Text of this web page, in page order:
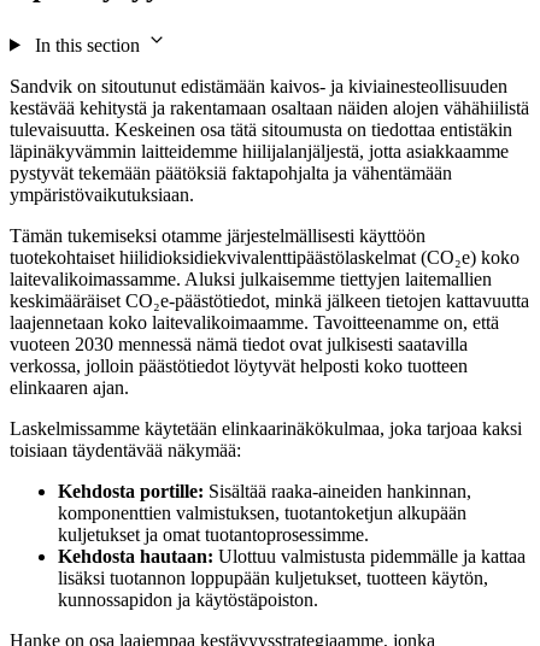
In this section
Sandvik on sitoutunut edistämään kaivos- ja kiviainesteollisuuden
kestävää kehitystä ja rakentamaan osaltaan näiden alojen vähähiilistä
tulevaisuutta. Keskeinen osa tätä sitoumusta on tiedottaa entistäkin
läpinäkyvämmin laitteidemme hiilijalanjäljestä, jotta asiakkaamme
pystyvät tekemään päätöksiä faktapohjalta ja vähentämään
ympäristövaikutuksiaan.
Tämän tukemiseksi otamme järjestelmällisesti käyttöön
tuotekohtaiset hiilidioksidiekvivalenttipäästölaskelmat (CO₂e) koko
laitevalikoimassamme. Aluksi julkaisemme tiettyjen laitemallien
keskimääräiset CO₂e-päästötiedot, minkä jälkeen tietojen kattavuutta
laajennetaan koko laitevalikoimaamme. Tavoitteenamme on, että
vuoteen 2030 mennessä nämä tiedot ovat julkisesti saatavilla
verkossa, jolloin päästötiedot löytyvät helposti koko tuotteen
elinkaaren ajan.
Laskelmissamme käytetään elinkaarinäkökulmaa, joka tarjoaa kaksi
toisiaan täydentävää näkymää:
Kehdosta portille: Sisältää raaka-aineiden hankinnan,
komponenttien valmistuksen, tuotantoketjun alkupään
kuljetukset ja omat tuotantoprosessimme.
Kehdosta hautaan: Ulottuu valmistusta pidemmälle ja kattaa
lisäksi tuotannon loppupään kuljetukset, tuotteen käytön,
kunnossapidon ja käytöstäpoiston.
Hanke on osa laajempaa kestävyysstrategiaamme, jonka